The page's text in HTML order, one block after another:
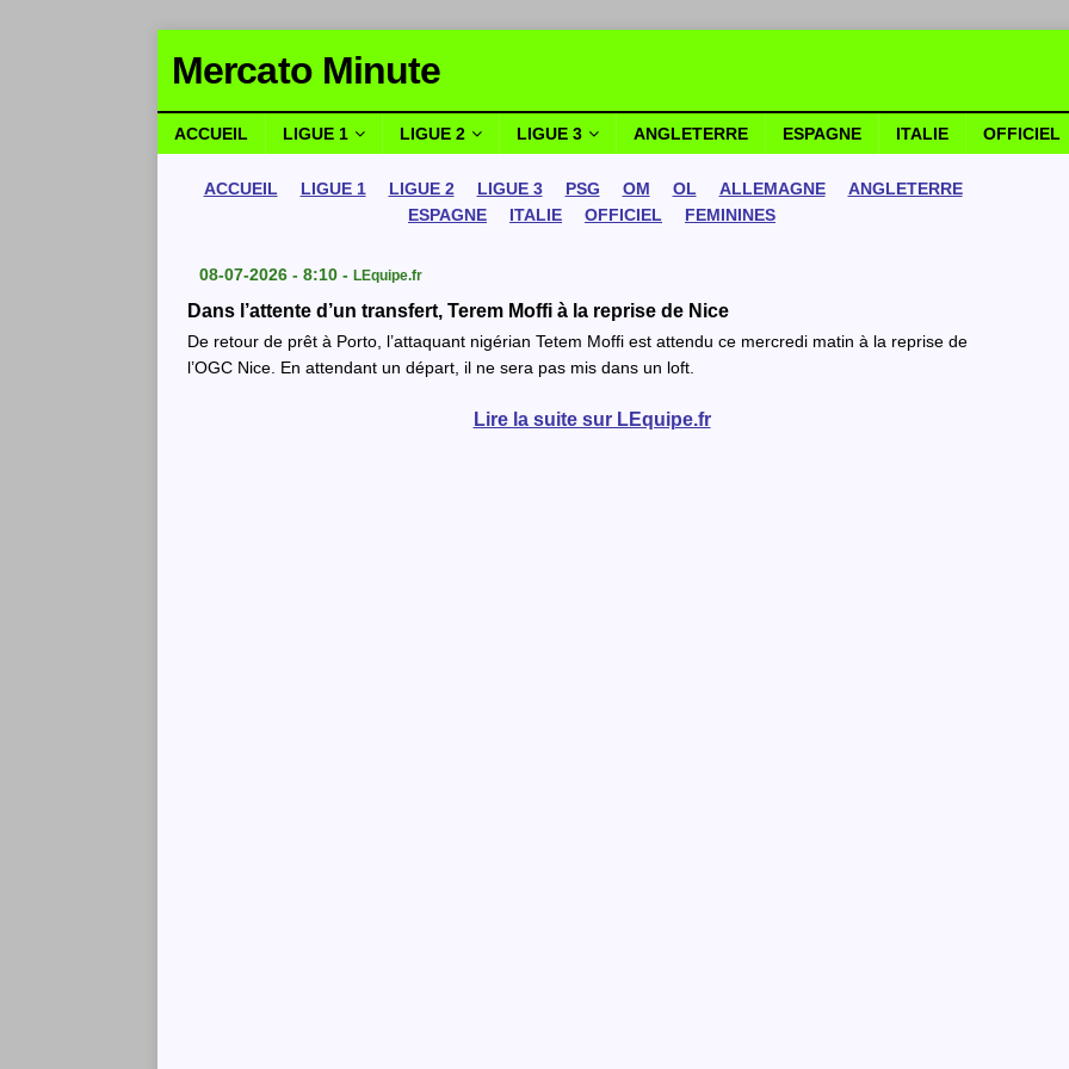
Mercato Minute
ACCUEIL LIGUE 1 LIGUE 2 LIGUE 3 ANGLETERRE ESPAGNE ITALIE OFFICIEL
ACCUEIL LIGUE 1 LIGUE 2 LIGUE 3 PSG OM OL ALLEMAGNE
ANGLETERRE
ESPAGNE
ITALIE OFFICIEL FEMININES
08-07-2026 - 8:10 - LEquipe.fr
Dans l’attente d’un transfert, Terem Moffi à la reprise de Nice
De retour de prêt à Porto, l’attaquant nigérian Tetem Moffi est attendu ce mercredi matin à la reprise de
l’OGC Nice. En attendant un départ, il ne sera pas mis dans un loft.
Lire la suite sur LEquipe.fr